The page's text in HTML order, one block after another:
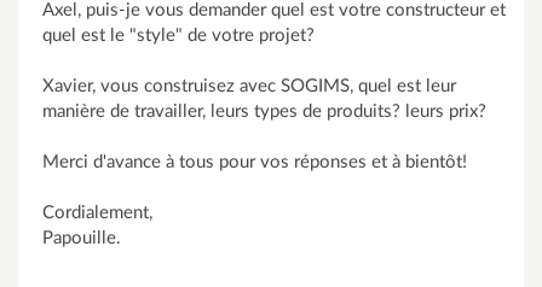
Axel, puis-je vous demander quel est votre constructeur et
quel est le "style" de votre projet?
Xavier, vous construisez avec SOGIMS, quel est leur
manière de travailler, leurs types de produits? leurs prix?
Merci d'avance à tous pour vos réponses et à bientôt!
Cordialement,
Papouille.